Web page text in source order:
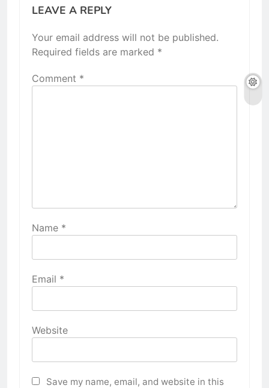
LEAVE A REPLY
Your email address will not be published.
Required fields are marked *
Comment *
Name *
Email *
Website
Save my name, email, and website in this